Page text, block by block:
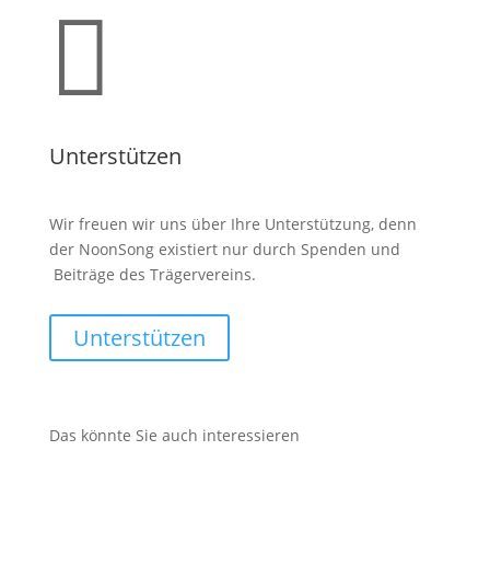

Unterstützen
Wir freuen wir uns über Ihre Unterstützung, denn
der NoonSong existiert nur durch Spenden und
Beiträge des Trägervereins.
Unterstützen
Das könnte Sie auch interessieren